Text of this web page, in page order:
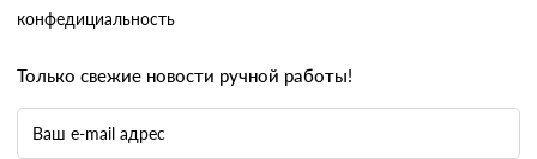
конфедициальность
Только свежие новости ручной работы!